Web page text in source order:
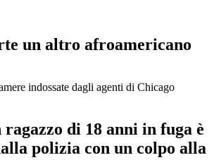
un altro afroamericano
indossate dagli agenti di Chicago
di 18 anni in fuga è
polizia con un colpo alla